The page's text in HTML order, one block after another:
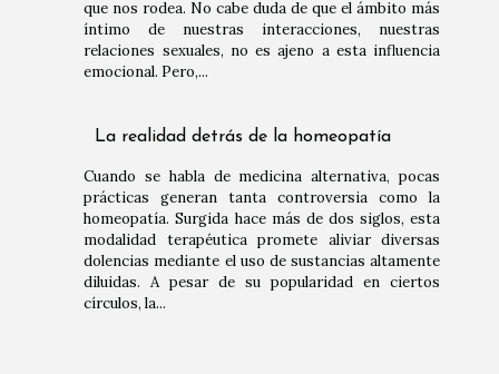
que nos rodea. No cabe duda de que el ámbito más
íntimo de nuestras interacciones, nuestras
relaciones sexuales, no es ajeno a esta influencia
emocional. Pero,...
La realidad detrás de la homeopatía
Cuando se habla de medicina alternativa, pocas
prácticas generan tanta controversia como la
homeopatía. Surgida hace más de dos siglos, esta
modalidad terapéutica promete aliviar diversas
dolencias mediante el uso de sustancias altamente
diluidas. A pesar de su popularidad en ciertos
círculos, la...